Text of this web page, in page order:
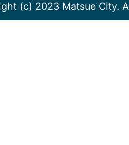
(c) 2023 Matsue City.